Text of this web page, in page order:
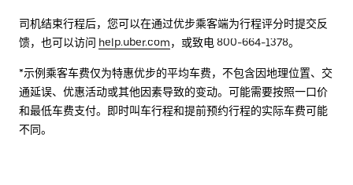
司机结束行程后，您可以在通过优步乘客端为行程评分时提交反
馈，也可以访问 help.uber.com，或致电 800-664-1378。
*示例乘客车费仅为特惠优步的平均车费，不包含因地理位置、交
通延误、优惠活动或其他因素导致的变动。可能需要按照一口价
和最低车费支付。即时叫车行程和提前预约行程的实际车费可能
不同。